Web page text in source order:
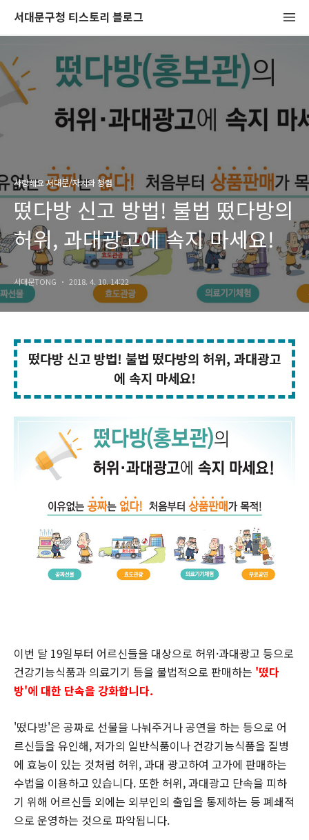
서대문구청 티스토리 블로그
사랑해요 서대문/자치와 청렴
떴다방 신고 방법! 불법 떴다방의
허위, 과대광고에 속지 마세요!
서대문TONG 2018. 4. 10. 14:22
떴다방 신고 방법! 불법 떴다방의 허위, 과대광고
에 속지 마세요!
이번 달 19일부터 어르신들을 대상으로 허위·과대광고 등으로
건강기능식품과 의료기기 등을 불법적으로 판매하는 '떴다
방'에 대한 단속을 강화합니다.
'떴다방'은 공짜로 선물을 나눠주거나 공연을 하는 등으로 어
르신들을 유인해, 저가의 일반식품이나 건강기능식품을 질병
에 효능이 있는 것처럼 허위, 과대 광고하여 고가에 판매하는
수법을 이용하고 있습니다. 또한 허위, 과대광고 단속을 피하
기 위해 어르신들 외에는 외부인의 출입을 통제하는 등 폐쇄적
으로 운영하는 것으로 파악됩니다.